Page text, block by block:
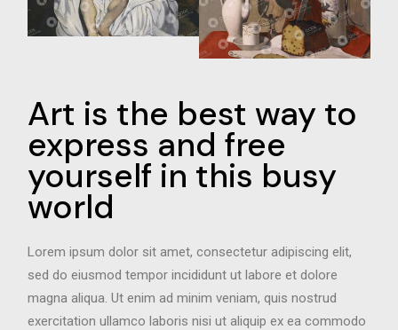
Art is the best way to
express and free
yourself in this busy
world
Lorem ipsum dolor sit amet, consectetur adipiscing elit,
sed do eiusmod tempor incididunt ut labore et dolore
magna aliqua. Ut enim ad minim veniam, quis nostrud
exercitation ullamco laboris nisi ut aliquip ex ea commodo